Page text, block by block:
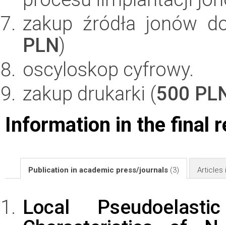
zakup źródła jonów
PLN)
oscyloskop cyfrowy.
zakup drukarki (500
Information in the final
Publication in academic press/journals (3) Articles
Local